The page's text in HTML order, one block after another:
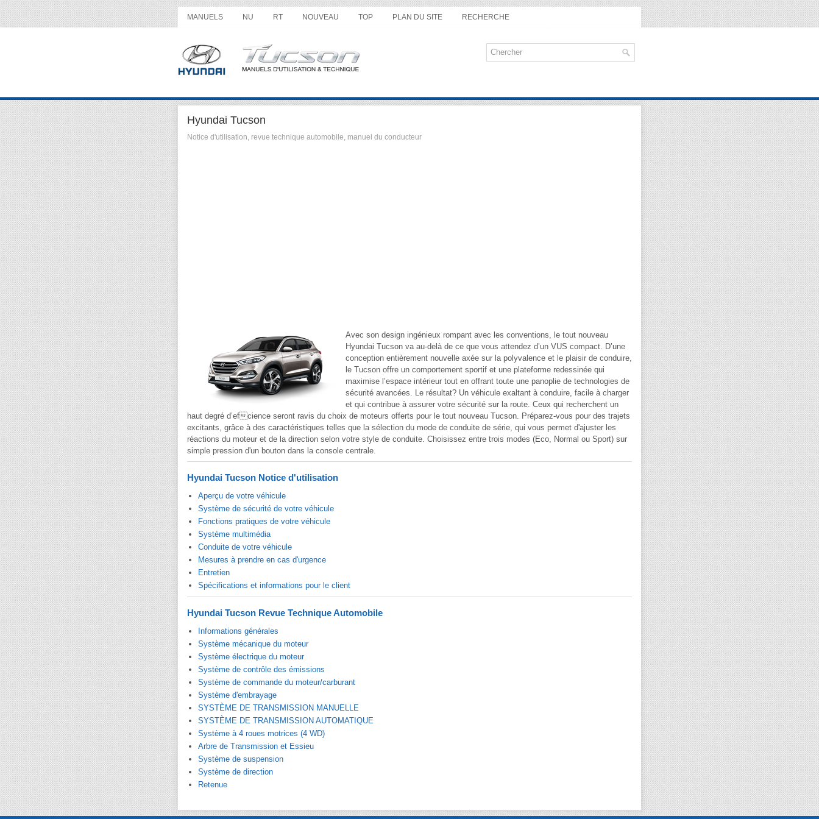
MANUELS NU RT NOUVEAU TOP PLAN DU SITE RECHERCHE
Hyundai Tucson
Notice d'utilisation, revue technique automobile, manuel du conducteur
Avec son design ingénieux rompant avec les conventions, le tout nouveau
Hyundai Tucson va au-delà de ce que vous attendez d’un VUS compact. D’une
conception entièrement nouvelle axée sur la polyvalence et le plaisir de conduire,
le Tucson offre un comportement sportif et une plateforme redessinée qui
maximise l’espace intérieur tout en offrant toute une panoplie de technologies de
sécurité avancées. Le résultat? Un véhicule exaltant à conduire, facile à charger
et qui contribue à assurer votre sécurité sur la route. Ceux qui recherchent un
haut degré d’efcience seront ravis du choix de moteurs offerts pour le tout nouveau Tucson. Préparez-vous pour des trajets
excitants, grâce à des caractéristiques telles que la sélection du mode de conduite de série, qui vous permet d'ajuster les
réactions du moteur et de la direction selon votre style de conduite. Choisissez entre trois modes (Eco, Normal ou Sport) sur
simple pression d'un bouton dans la console centrale.
Hyundai Tucson Notice d'utilisation
Aperçu de votre véhicule
Système de sécurité de votre véhicule
Fonctions pratiques de votre véhicule
Système multimédia
Conduite de votre véhicule
Mesures à prendre en cas d'urgence
Entretien
Spécifications et informations pour le client
Hyundai Tucson Revue Technique Automobile
Informations générales
Système mécanique du moteur
Système électrique du moteur
Système de contrôle des émissions
Système de commande du moteur/carburant
Système d'embrayage
SYSTÈME DE TRANSMISSION MANUELLE
SYSTÈME DE TRANSMISSION AUTOMATIQUE
Système à 4 roues motrices (4 WD)
Arbre de Transmission et Essieu
Système de suspension
Système de direction
Retenue